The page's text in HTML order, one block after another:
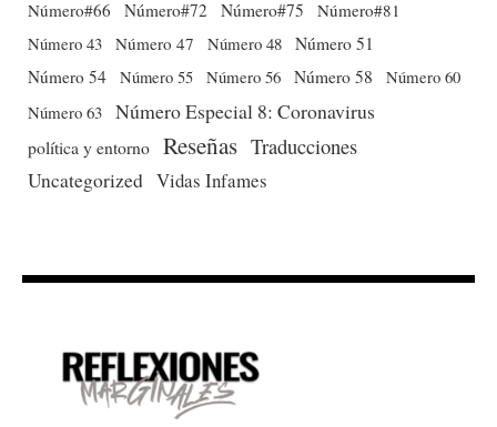
Número#66
Número#72 Número#75
Número#81
Número 43 Número 47 Número 48 Número 51
Número 54 Número 55 Número 56 Número 58
Número 60
Número 63 Número Especial 8: Coronavirus
política y entorno Reseñas Traducciones
Uncategorized Vidas Infames